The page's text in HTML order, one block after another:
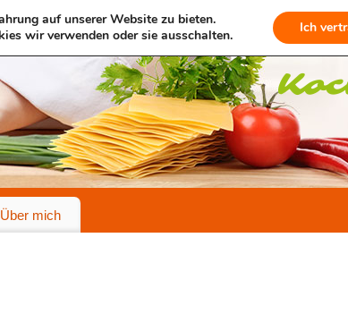
Über mich
auf unserer Website zu bieten.
wir verwenden oder sie ausschalten. Ich